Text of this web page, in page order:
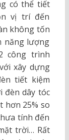
có thể tiết
vị trí đến
không tốn
năng lượng
công trình
xây dựng
tiết kiệm
đèn dây tóc
hơn 25% so
tính đến
trời… Rất